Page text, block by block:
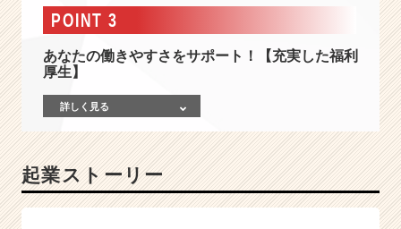
マ
ケ
テ
と
POINT 3
あなたの働きやすさをサポート！【充実した福利
厚生】
詳しく見る
起業ストーリー